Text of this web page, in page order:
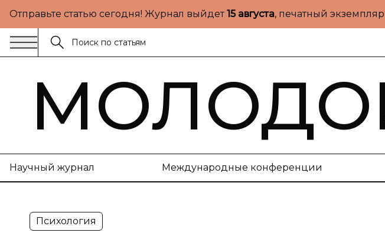
Отправьте статью сегодня! Журнал выйдет15 августа, печатный
Научный журнал Международные конференции
Психология